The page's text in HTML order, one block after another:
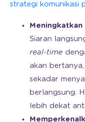
strategi komunikasi
Meningkatkan
Siaran
real-time
akan
sekadar
berlangsung.
lebih dekat